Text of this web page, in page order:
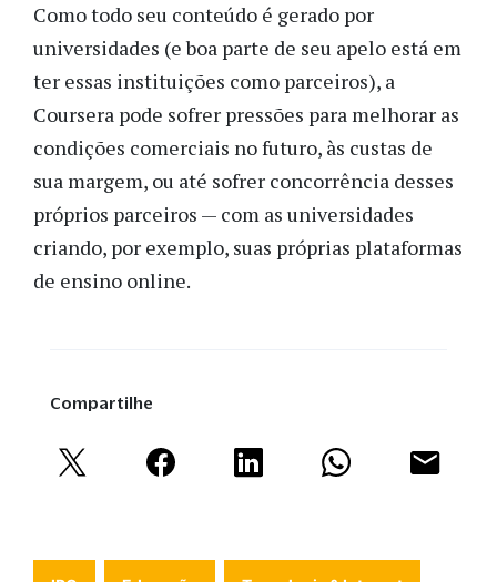
Como todo seu conteúdo é gerado por
universidades (e boa parte de seu apelo está em
ter essas instituições como parceiros), a
Coursera pode sofrer pressões para melhorar as
condições comerciais no futuro, às custas de
sua margem, ou até sofrer concorrência desses
próprios parceiros — com as universidades
criando, por exemplo, suas próprias plataformas
de ensino online.
Compartilhe